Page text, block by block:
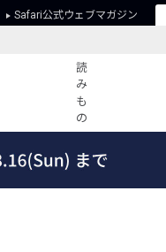
Safari公式ウェブマガジン
読
み
も
の